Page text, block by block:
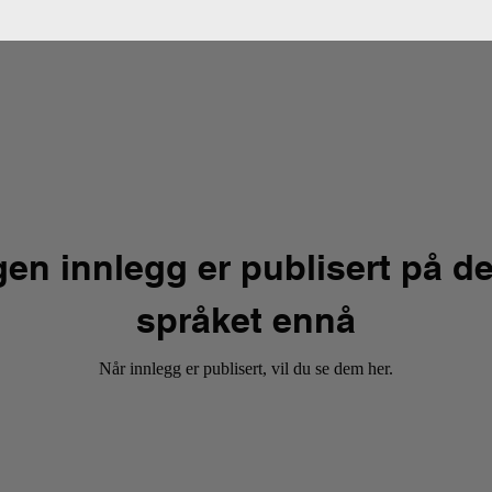
innlegg er publisert på
språket ennå
Når innlegg er publisert, vil du se dem her.